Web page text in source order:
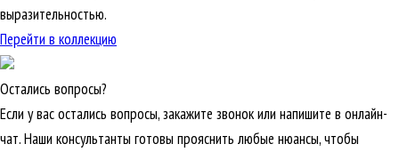
выразительностью.
Перейти в коллекцию
Остались вопросы?
Если у вас остались вопросы, закажите звонок или напишите в онлайн-
чат. Наши консультанты готовы прояснить любые нюансы, чтобы